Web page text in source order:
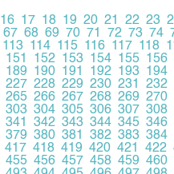
16 17 18 19 20 21 22 23
67 68 69 70 71 72 73 74
113 114 115 116 117 118
151 152 153 154 155 156
189 190 191 192 193 194
227 228 229 230 231 232
265 266 267 268 269 270
303 304 305 306 307 308
341 342 343 344 345 346
379 380 381 382 383 384
417 418 419 420 421 422
455 456 457 458 459 460